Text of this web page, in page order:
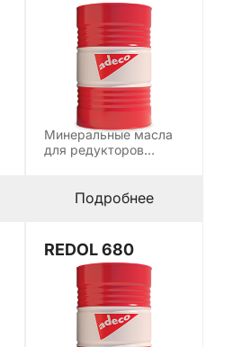
Минеральные масла
для редукторов
Подробнее
REDOL 680